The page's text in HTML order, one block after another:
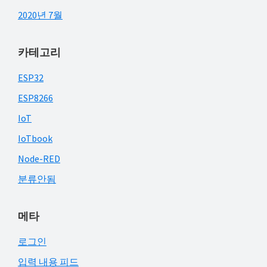
2020년 7월
카테고리
ESP32
ESP8266
IoT
IoTbook
Node-RED
분류안됨
메타
로그인
입력 내용 피드